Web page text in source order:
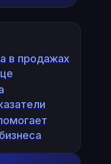
в продажах